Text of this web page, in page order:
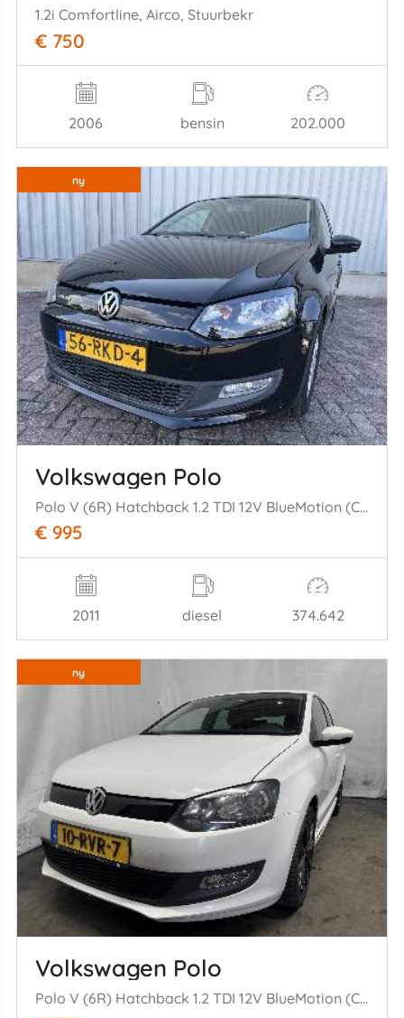
1.2i Comfortline, Airco, Stuurbekr
€ 750
2006 bensin 202.000
ny
Volkswagen Polo
Polo V (6R) Hatchback 1.2 TDI 12V BlueMotion (CFWA(Euro 5)) [55kW] (1= 0-2009/05-2014)
€ 995
2011 diesel 374.642
ny
Volkswagen Polo
Polo V (6R) Hatchback 1.2 TDI 12V BlueMotion (CFWA(Euro 5)) [55kW] (1= 0-2009/05-2014)